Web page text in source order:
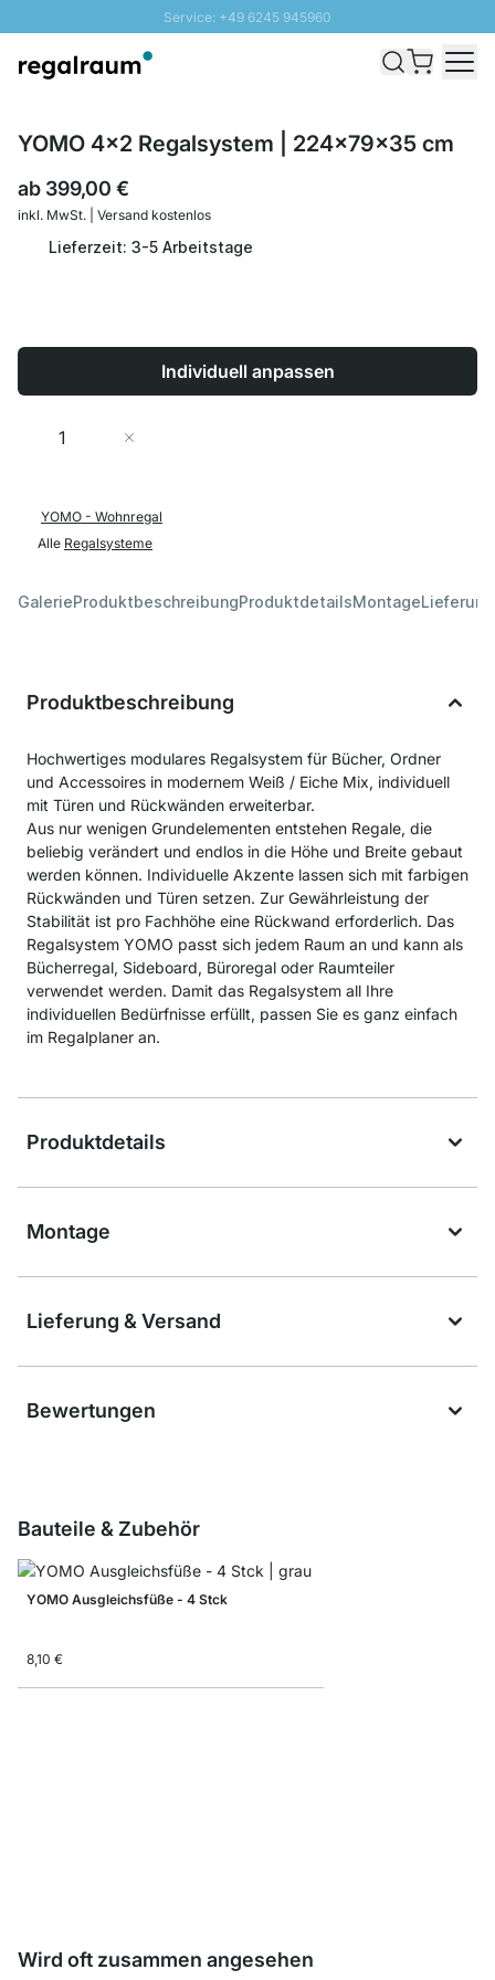
Service: +49 6245 945960
Schnelle Lieferung - Gratis Versand ab 100€
YOMO 4x2 Regalsystem | 224x79x35 cm
ab 399,00 €
inkl. MwSt. | Versand kostenlos
Lieferzeit: 3-5 Arbeitstage
Individuell anpassen
Menge
YOMO - Wohnregal
Alle Regalsysteme
GalerieProduktbeschreibungProduktdetailsMontage
Produktbeschreibung
Hochwertiges modulares Regalsystem für Bücher, Ordner
und Accessoires in modernem Weiß / Eiche Mix, individuell
mit Türen und Rückwänden erweiterbar.
Aus nur wenigen Grundelementen entstehen Regale, die
beliebig verändert und endlos in die Höhe und Breite gebaut
werden können. Individuelle Akzente lassen sich mit farbigen
Rückwänden und Türen setzen. Zur Gewährleistung der
Stabilität ist pro Fachhöhe eine Rückwand erforderlich. Das
Regalsystem YOMO passt sich jedem Raum an und kann als
Bücherregal, Sideboard, Büroregal oder Raumteiler
verwendet werden. Damit das Regalsystem all Ihre
individuellen Bedürfnisse erfüllt, passen Sie es ganz einfach
im Regalplaner an.
Produktdetails
Montage
Lieferung & Versand
Bewertungen
Bauteile & Zubehör
YOMO Ausgleichsfüße - 4 Stck
8,10 €
Wird oft zusammen angesehen